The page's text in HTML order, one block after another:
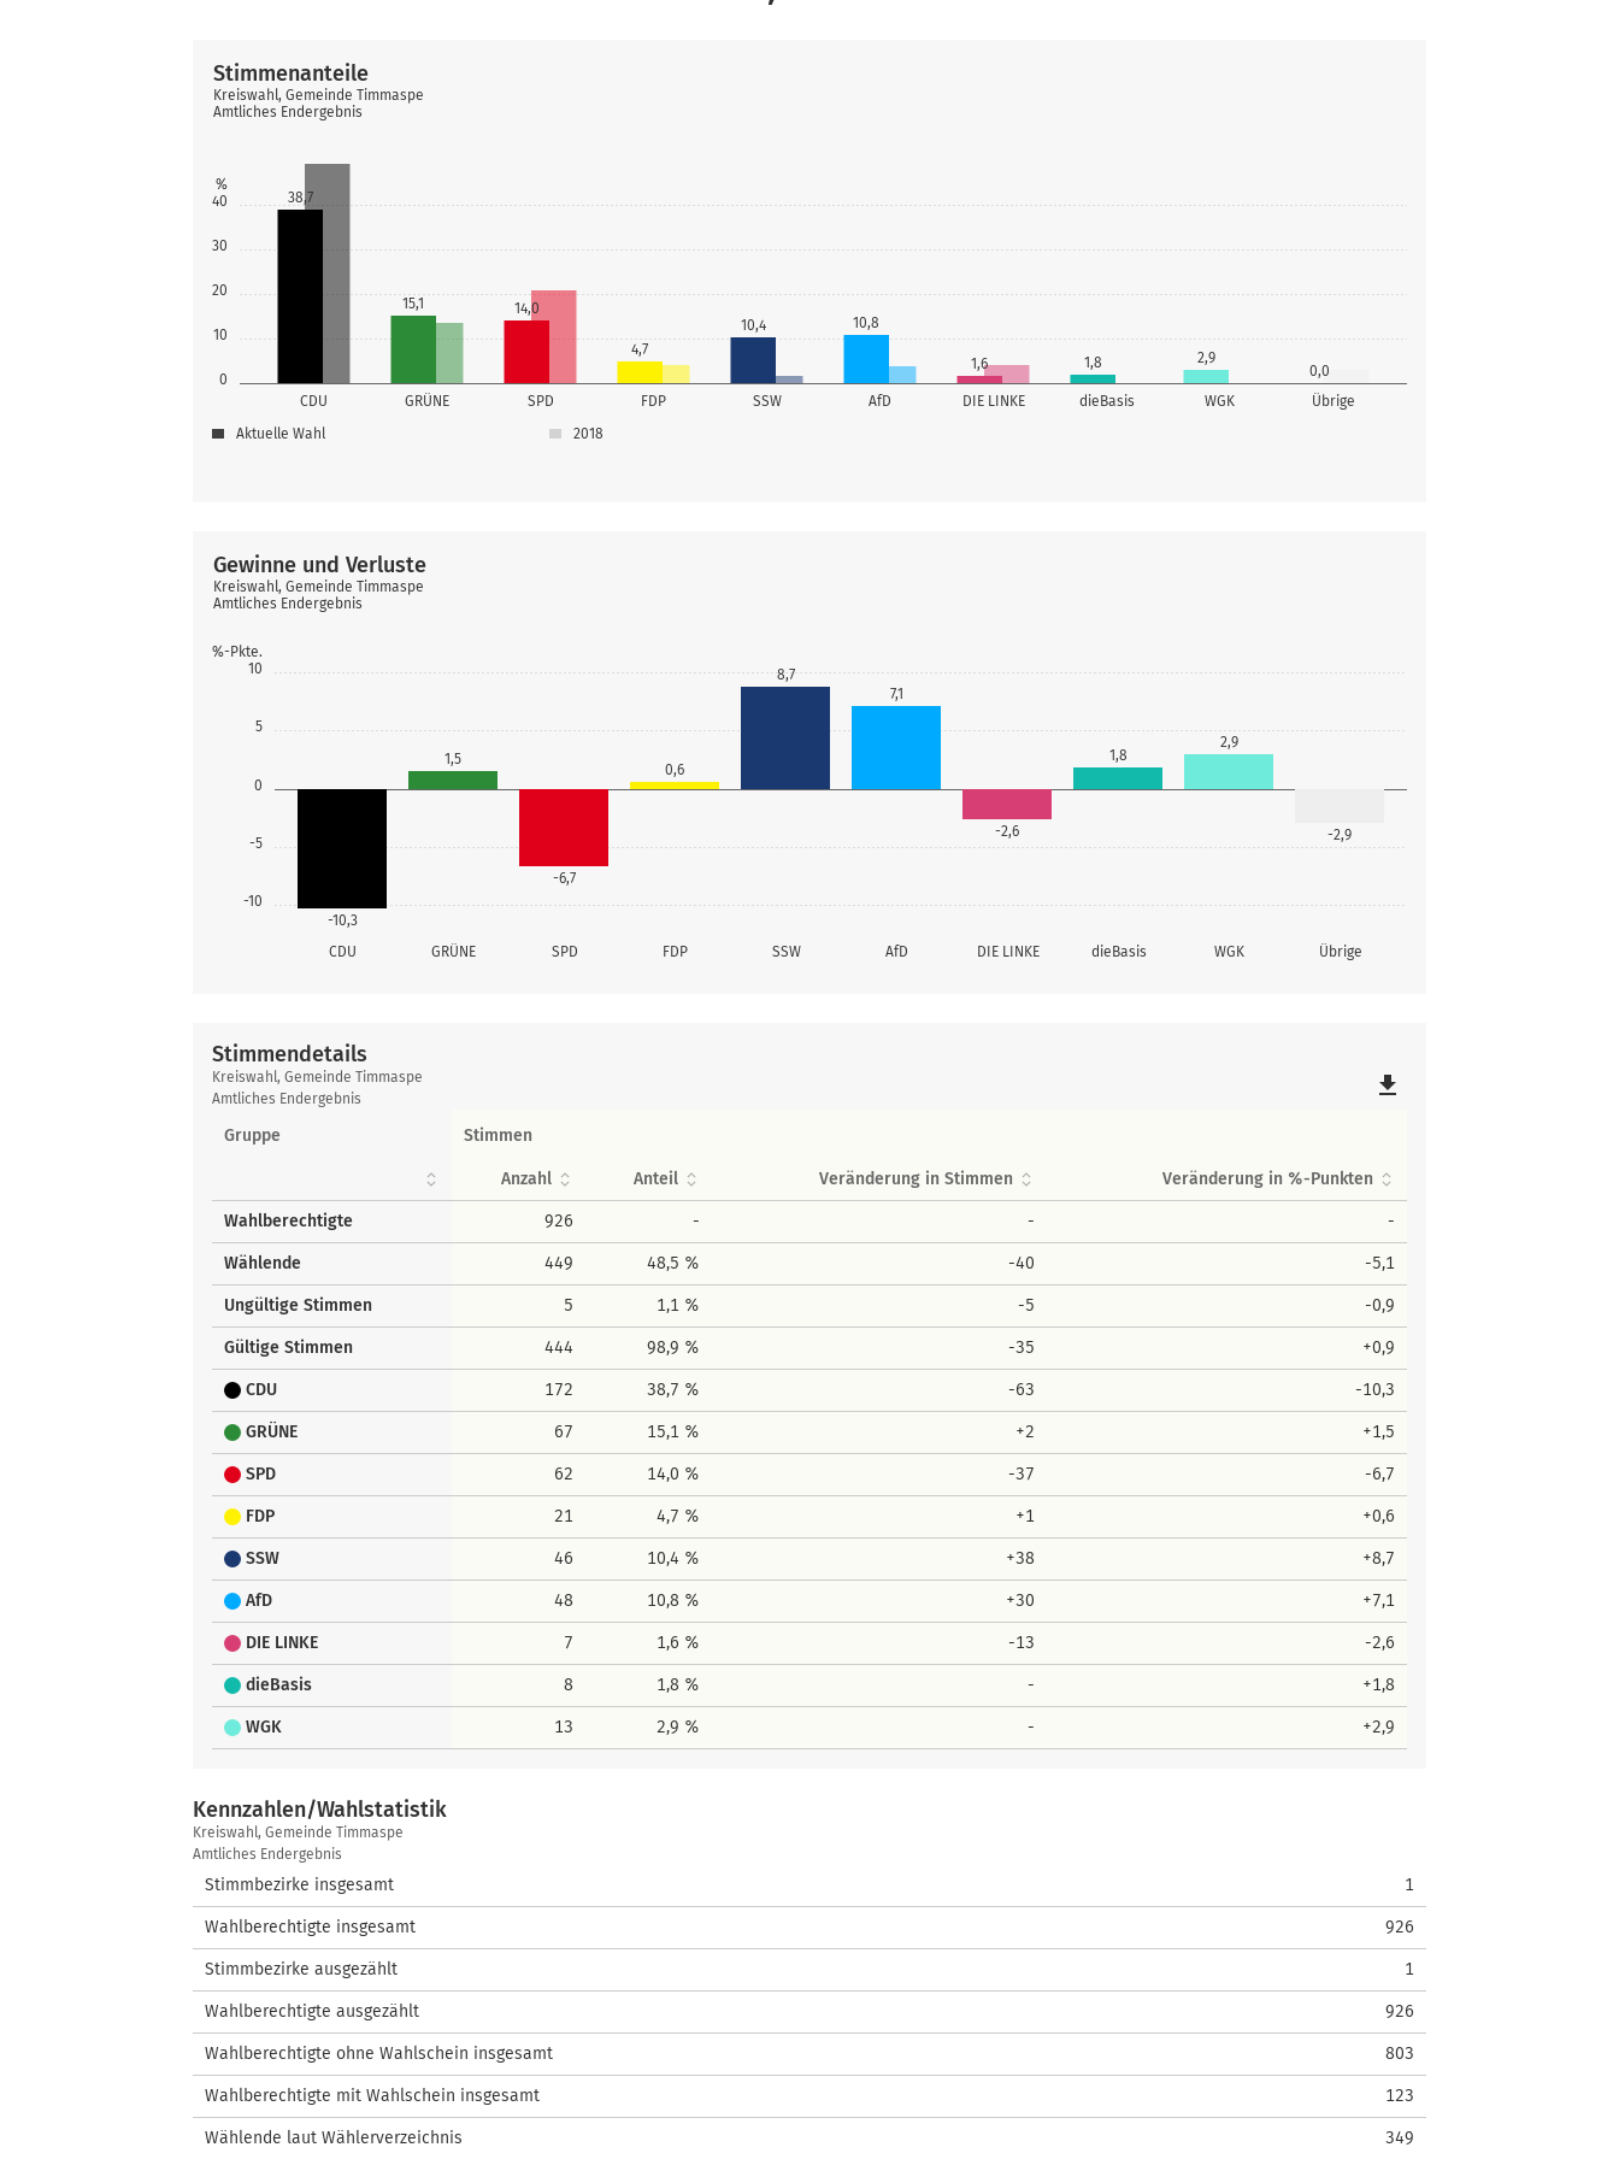
0
10
20
30
40
%
CDU GRÜNE SPD FDP SSW AfD DIE LINKE dieBasis WGK Übrige
38,7
15,1 14,0
4,7
10,4 10,8
1,6 1,8 2,9
0,0
Stimmenanteile
Kreiswahl, Gemeinde Timmaspe
Amtliches Endergebnis
Aktuelle Wahl 2018
-10
-5
0
5
10
%-Pkte.
CDU GRÜNE SPD FDP SSW AfD DIE LINKE dieBasis WGK Übrige
-10,3
1,5
-6,7
0,6
8,7
7,1
-2,6
1,8
2,9
-2,9
Gewinne und Verluste
Kreiswahl, Gemeinde Timmaspe
Amtliches Endergebnis
Stimmendetails
Stimmendetails
Kreiswahl, Gemeinde Timmaspe
Amtliches Endergebnis
file_download
Gruppe Stimmen
Anzahl Anteil Veränderung in Stimmen Veränderung in %-Punkten
Wahlberechtigte 926 - - -
Wählende 449 48,5 % -40 -5,1
Ungültige Stimmen 5 1,1 % -5 -0,9
Gültige Stimmen 444 98,9 % -35 +0,9
CDU 172 38,7 % -63 -10,3
GRÜNE 67 15,1 % +2 +1,5
SPD 62 14,0 % -37 -6,7
FDP 21 4,7 % +1 +0,6
SSW 46 10,4 % +38 +8,7
AfD 48 10,8 % +30 +7,1
DIE LINKE 7 1,6 % -13 -2,6
dieBasis 8 1,8 % - +1,8
WGK 13 2,9 % - +2,9
Kennzahlen/Wahlstatistik
Kennzahlen/Wahlstatistik
Kreiswahl, Gemeinde Timmaspe
Amtliches Endergebnis
Stimmbezirke insgesamt 1
Wahlberechtigte insgesamt 926
Stimmbezirke ausgezählt 1
Wahlberechtigte ausgezählt 926
Wahlberechtigte ohne Wahlschein insgesamt 803
Wahlberechtigte mit Wahlschein insgesamt 123
Wählende laut Wählerverzeichnis 349